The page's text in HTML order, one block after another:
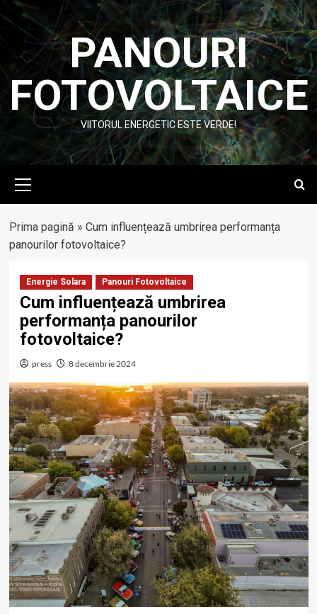
Skip
to
content
PANOURI
FOTOVOLTAICE
VIITORUL ENERGETIC ESTE VERDE!
Menu
Prima pagină » Cum influențează umbrirea performanța
panourilor fotovoltaice?
Energie Solara Panouri Fotovoltaice
Cum influențează umbrirea
performanța panourilor
fotovoltaice?
press 8 decembrie 2024